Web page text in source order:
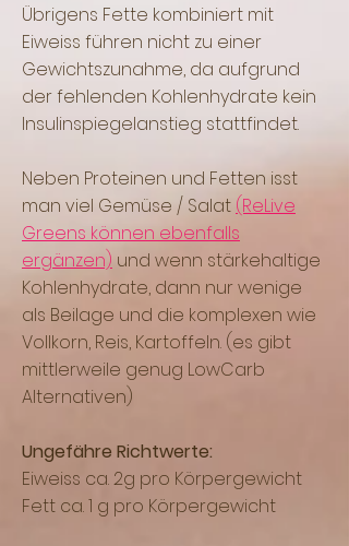
Übrigens Fette kombiniert mit
Eiweiss führen nicht zu einer
Gewichtszunahme, da aufgrund
der fehlenden Kohlenhydrate kein
Insulinspiegelanstieg stattfindet.
Neben Proteinen und Fetten isst
man viel Gemüse / Salat (ReLive
Greens können ebenfalls
ergänzen) und wenn stärkehaltige
Kohlenhydrate, dann nur wenige
als Beilage und die komplexen wie
Vollkorn, Reis, Kartoffeln. (es gibt
mittlerweile genug LowCarb
Alternativen)
Ungefähre Richtwerte:
Eiweiss ca. 2g pro Körpergewicht
Fett ca. 1 g pro Körpergewicht